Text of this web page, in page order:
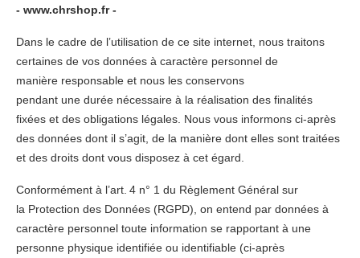
- www.chrshop.fr -
Dans le cadre de l’utilisation de ce site internet, nous traitons
certaines de vos données à caractère personnel de
manière responsable et nous les conservons
pendant une durée nécessaire à la réalisation des finalités
fixées et des obligations légales. Nous vous informons ci-après
des données dont il s’agit, de la manière dont elles sont traitées
et des droits dont vous disposez à cet égard.
Conformément à l’art. 4 n° 1 du Règlement Général sur
la Protection des Données (RGPD), on entend par données à
caractère personnel toute information se rapportant à une
personne physique identifiée ou identifiable (ci-après